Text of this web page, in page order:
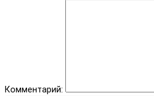
Комментарий: